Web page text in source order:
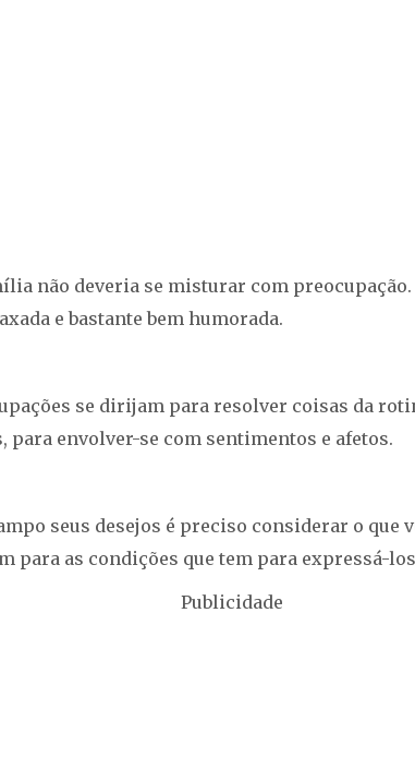
não deveria se misturar com
e bastante bem humorada.
se dirijam para resolver coisas da
para envolver-se com sentimentos e afetos.
seus desejos é preciso considerar o que
para as condições que tem para expressá-
Publicidade